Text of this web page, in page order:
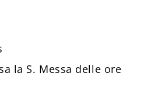
la S. Messa delle ore